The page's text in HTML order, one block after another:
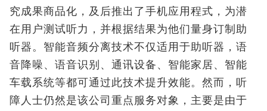
究成果商品化，及后推出了手机应用程式，为潜
在用户测试听力，并根据结果为他们量身订制助
听器。智能音频分离技术不仅适用于助听器，语
音降噪、语音识别、通讯设备、智能家居、智能
车载系统等都可通过此技术提升效能。然而，听
障人士仍然是该公司重点服务对象，主要是由于